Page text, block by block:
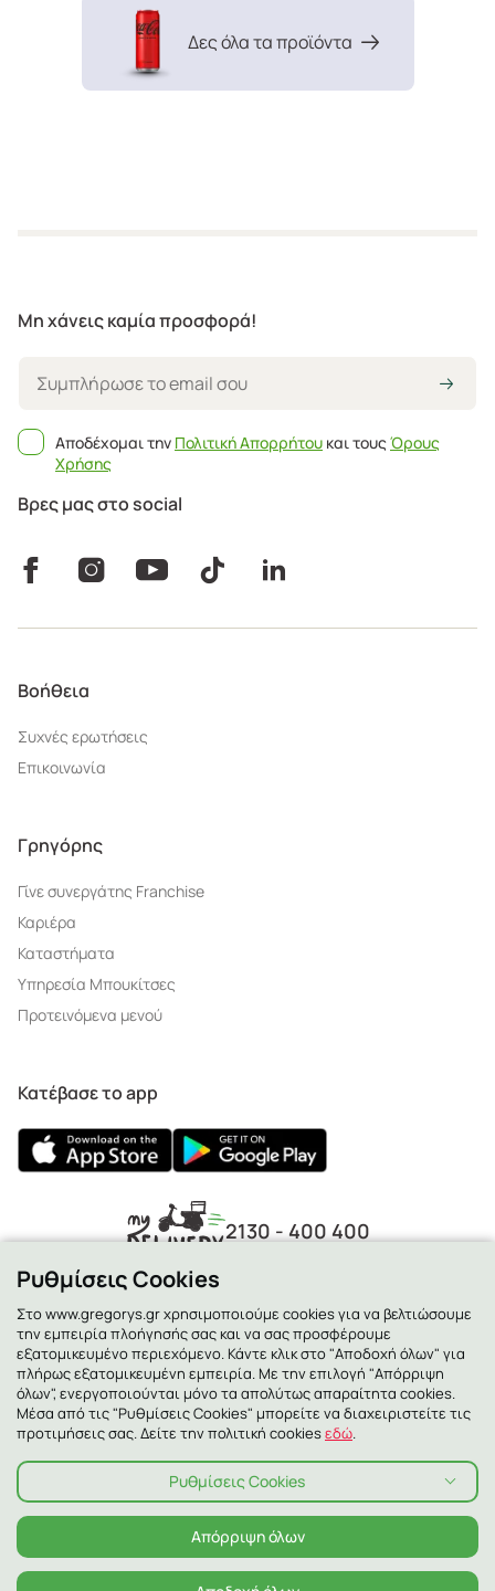
Δες όλα τα προϊόντα
Μη χάνεις καμία προσφορά!
Αποδέχομαι την Πολιτική Απορρήτου και τουςΌρους
Χρήσης
Βρες μας στο social
Βοήθεια
Συχνές ερωτήσεις
Επικοινωνία
Γρηγόρης
Γίνε συνεργάτης Franchise
Καριέρα
Καταστήματα
Υπηρεσία Μπουκίτσες
Προτεινόμενα μενού
Κατέβασε το app
2130 - 400 400
© 2026 ΓΡΗΓΟΡΗΣ ALL RIGHTS RESERVED
Πολιτική Απορρήτου Πολιτική Cookies
Όροι χρήσης
Αλλεργιογόνα
Ρυθμίσεις Cookies
Στο www.gregorys.gr χρησιμοποιούμε cookies για να βελτιώσουμε
την εμπειρία πλοήγησής σας και να σας προσφέρουμε
εξατομικευμένο περιεχόμενο. Κάντε κλικ στο "Αποδοχή όλων" για
πλήρως εξατομικευμένη εμπειρία. Με την επιλογή "Απόρριψη
όλων", ενεργοποιούνται μόνο τα απολύτως απαραίτητα cookies.
Μέσα από τις "Ρυθμίσεις Cookies" μπορείτε να διαχειριστείτε τις
προτιμήσεις σας. Δείτε την πολιτική cookiesεδώ.
Ρυθμίσεις Cookies
Απόρριψη όλων